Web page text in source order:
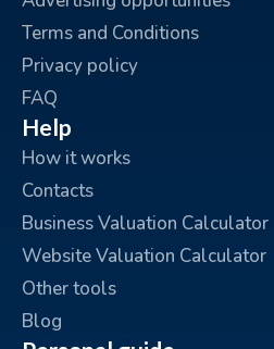
Terms and Conditions
Privacy policy
FAQ
Help
How it works
Contacts
Business Valuation Calculator
Website Valuation Calculator
Other tools
Blog